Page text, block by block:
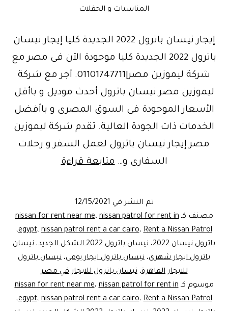
المناسبات و الحفلات
إيجار نيسان باترول 2022 الجديدة كليا إيجار نيسان
باترول 2022 الجديدة كليا موجودة الآن فى مصر مع
شركة ليموزين مصر|01101747711. أجر مع شركة
ليموزين مصر نيسان باترول أحدث موديل و باأقل
الأسعار الموجودة فى السوق المصرى و باأفضل
الخدمات ذات الجودة العالية. تقدم شركة ليموزين
مصر إيجار نيسان باترول لعمل السفر و رحلات
السفارى و…متابعة قراءة
نيسان
باترول
بالتصميم
تم النشر في 12/15/2021
مصنف كـ
nissan for rent near me،nissan patrol for rent in
egypt،nissan patrol rent a car cairo،Rent a Nissan Patrol
،
باترول نيسان 2022
، نيسان باترول 2022 الشكل الجديد ، نيسان
باترول ايجار شهرى، نيسان باترول ايجار يومى، نيسان باترول
للايجار القاهرة،نيسان باترول للايجار في مصر
موسوم كـ
nissan for rent near me،nissan patrol for rent in
egypt،nissan patrol rent a car cairo،Rent a Nissan Patrol
،